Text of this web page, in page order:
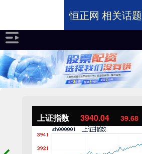
上证指数 3940.04 39.68
恒正网 相关话题